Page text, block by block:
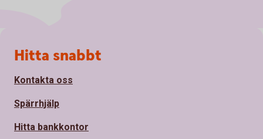
Sidfot
Hitta snabbt
Kontakta oss
Spärrhjälp
Hitta bankkontor